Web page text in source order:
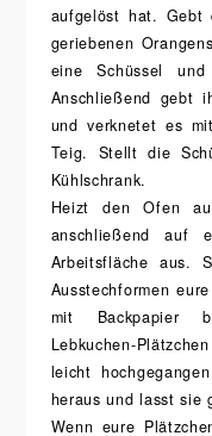
aufgelöst hat. Gebt
geriebenen
eine Schüssel
Anschließend gebt
und verknetet es
Teig. Stellt die
Kühlschrank.
Heizt den Ofen
anschließend auf
Arbeitsfläche aus.
Ausstechformen
mit Backpapier
Lebkuchen-
leicht
heraus und lasst sie
Wenn eure